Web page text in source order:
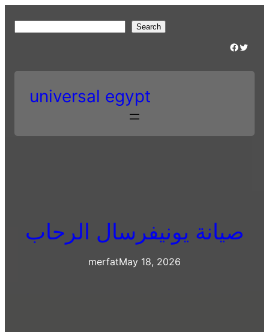
r
Search
Facebook Twitter
universal egypt
صيانة يونيفرسال الرحاب
merfatMay 18, 2026